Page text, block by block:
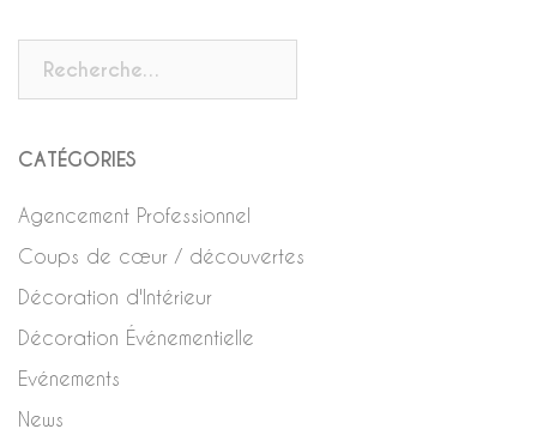
CATÉGORIES
Agencement Professionnel
Coups de cœur / découvertes
Décoration d'Intérieur
Décoration Événementielle
Evénements
News